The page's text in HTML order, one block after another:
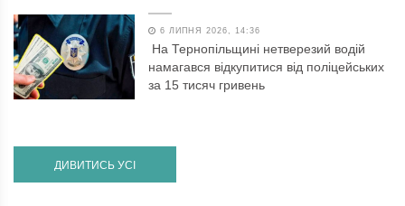
6 ЛИПНЯ 2026, 14:36
На Тернопільщині нетверезий водій
намагався відкупитися від поліцейських
за 15 тисяч гривень
ДИВИТИСЬ УСІ